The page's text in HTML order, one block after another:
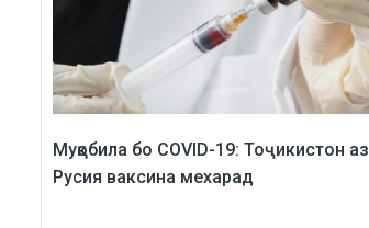
Муқобила бо COVID-19: Тоҷикистон аз
Русия ваксина мехарад